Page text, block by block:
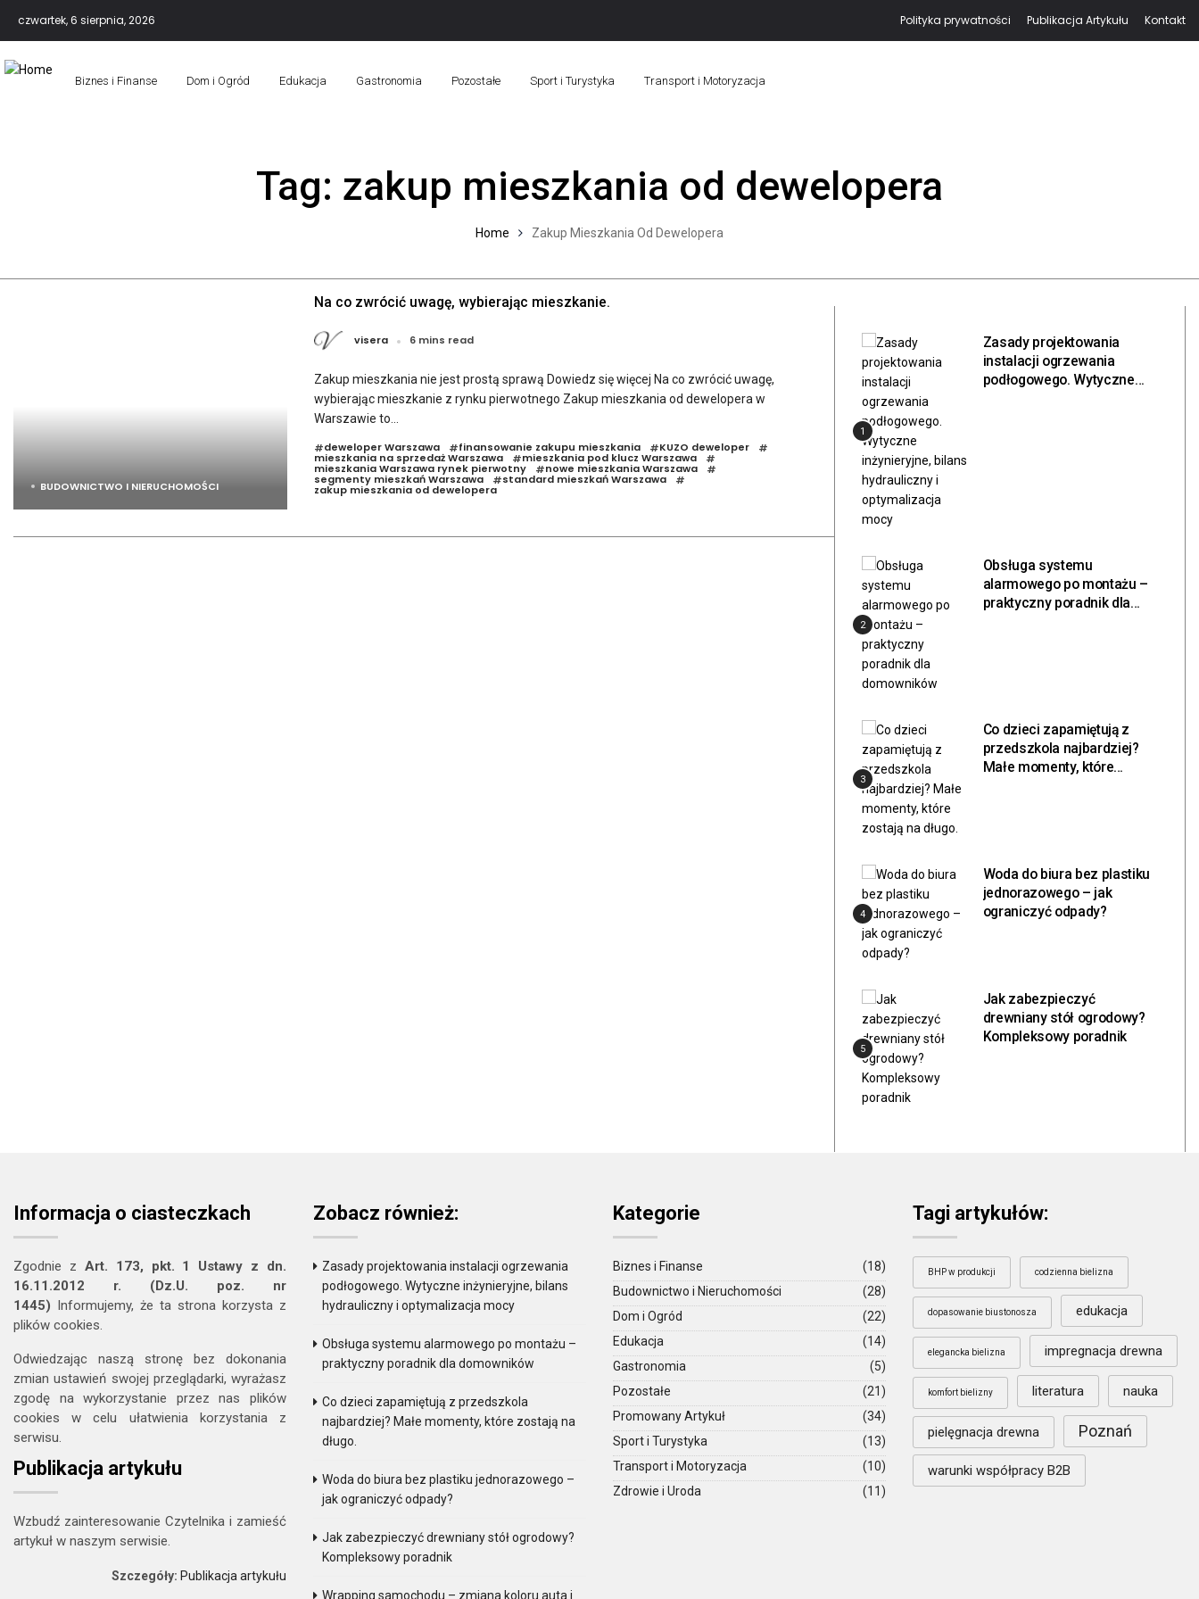
czwartek, 6 sierpnia, 2026 Polityka prywatności Publikacja Artykułu Kontakt
Biznes i Finanse Dom i Ogród Edukacja Gastronomia Pozostałe Sport i Turystyka Transport i Motoryzacja
Tag: zakup mieszkania od dewelopera
Home Zakup Mieszkania Od Dewelopera
BUDOWNICTWO I NIERUCHOMOŚCI
Na co zwrócić uwagę, wybierając mieszkanie.
visera 6 mins read
Zakup mieszkania nie jest prostą sprawą Dowiedz się więcej Na co zwrócić uwagę,
wybierając mieszkanie z rynku pierwotnego Zakup mieszkania od dewelopera w
Warszawie to...
#deweloper Warszawa #finansowanie zakupu mieszkania #KUZO deweloper #
mieszkania na sprzedaż Warszawa #mieszkania pod klucz Warszawa #
mieszkania Warszawa rynek pierwotny #nowe mieszkania Warszawa #
segmenty mieszkań Warszawa #standard mieszkań Warszawa #
zakup mieszkania od dewelopera
1
Zasady projektowania
instalacji ogrzewania
podłogowego. Wytyczne
2
Obsługa systemu
alarmowego po montażu –
praktyczny poradnik dla
3
Co dzieci zapamiętują z
przedszkola najbardziej?
Małe momenty, które
4
Woda do biura bez plastiku
jednorazowego – jak
ograniczyć odpady?
5
Jak zabezpieczyć
drewniany stół ogrodowy?
Kompleksowy poradnik
Informacja o ciasteczkach
Zgodnie z Art. 173, pkt. 1 Ustawy z dn.
16.11.2012 r. (Dz.U. poz. nr
1445) Informujemy, że ta strona korzysta z
plików cookies.
Odwiedzając naszą stronę bez dokonania
zmian ustawień swojej przeglądarki, wyrażasz
zgodę na wykorzystanie przez nas plików
cookies w celu ułatwienia korzystania z
serwisu.
Publikacja artykułu
Wzbudź zainteresowanie Czytelnika i zamieść
artykuł w naszym serwisie.
Szczegóły: Publikacja artykułu
Zobacz również:
Zasady projektowania instalacji ogrzewania
podłogowego. Wytyczne inżynieryjne, bilans
hydrauliczny i optymalizacja mocy
Obsługa systemu alarmowego po montażu –
praktyczny poradnik dla domowników
Co dzieci zapamiętują z przedszkola
najbardziej? Małe momenty, które zostają na
długo.
Woda do biura bez plastiku jednorazowego –
jak ograniczyć odpady?
Jak zabezpieczyć drewniany stół ogrodowy?
Kompleksowy poradnik
Wrapping samochodu – zmiana koloru auta i
Kategorie
Biznes i Finanse
(18)
Budownictwo i Nieruchomości
(28)
Dom i Ogród
(22)
Edukacja
(14)
Gastronomia
(5)
Pozostałe
(21)
Promowany Artykuł
(34)
Sport i Turystyka
(13)
Transport i Motoryzacja
(10)
Zdrowie i Uroda
(11)
Tagi artykułów:
BHP w produkcji codzienna bielizna
dopasowanie biustonosza edukacja
elegancka bielizna impregnacja drewna
komfort bielizny literatura nauka
pielęgnacja drewna Poznań
warunki współpracy B2B